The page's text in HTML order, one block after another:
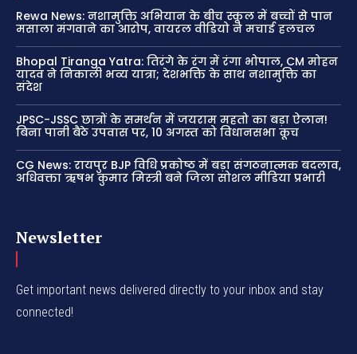
Rewa News: नशामुक्ति अभियान के बीच स्कूल में बच्चों से पान
मसाला मंगवाने का आरोप, वायरल वीडियो ने मचाई हलचल
Bhopal Tiranga Yatra: तिरंगे के रंग में रंगा भोपाल, CM मोहन
यादव ने निकाली भव्य यात्रा; देशभक्ति के साथ नशामुक्ति का
संदेश
JPSC-JSSC छात्रों के समर्थन में जयराम महतो का बड़ा ऐलान!
बिना पानी बैठे उपवास पर, 10 अगस्त को विधानसभा कूच
CG News: रायपुर BJP विधि प्रकोष्ठ में बड़ा संगठनात्मक बदलाव,
अधिवक्ता ऋषभ कुमार मिस्त्री बने जिला सोशल मीडिया प्रभारी
Newsletter
Get important news delivered directly to your inbox and stay
connected!